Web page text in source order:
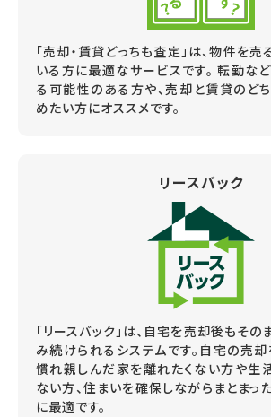
「売却・賃貸どっちも査定」は、物件を
いる方に最適なサービスです。 転勤な
る可能性のある方や、売却と賃貸のど
めたい方にオススメです。
リースバック
「リースバック」は、自宅を売却後もそ
み続けられるシステムです。自宅の売却
慣れ親しんだ家を離れたくない方や生
ない方、住まいを確保しながらまとまっ
に最適です。